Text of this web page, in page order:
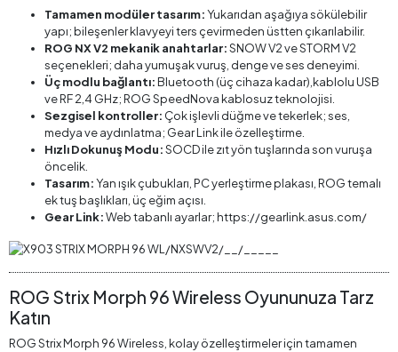
Tamamen modüler tasarım:Yukarıdan aşağıya sökülebilir
yapı; bileşenler klavyeyi ters çevirmeden üstten çıkarılabilir.
ROG NX V2 mekanik anahtarlar:SNOW V2 ve STORM V2
seçenekleri; daha yumuşak vuruş, denge ve ses deneyimi.
Üç modlu bağlantı:Bluetooth (üç cihaza kadar),kablolu USB
ve RF 2,4 GHz; ROG SpeedNova kablosuz teknolojisi.
Sezgisel kontroller: Çok işlevli düğme ve tekerlek; ses,
medya ve aydınlatma; Gear Link ile özelleştirme.
Hızlı Dokunuş Modu:SOCD ile zıt yön tuşlarında son vuruşa
öncelik.
Tasarım:Yan ışık çubukları, PC yerleştirme plakası, ROG temalı
ek tuş başlıkları, üç eğim açısı.
Gear Link:Web tabanlı ayarlar; https://gearlink.asus.com/
ROG Strix Morph 96 Wireless Oyununuza Tarz
Katın
ROG Strix Morph 96 Wireless, kolay özelleştirmeler için tamamen